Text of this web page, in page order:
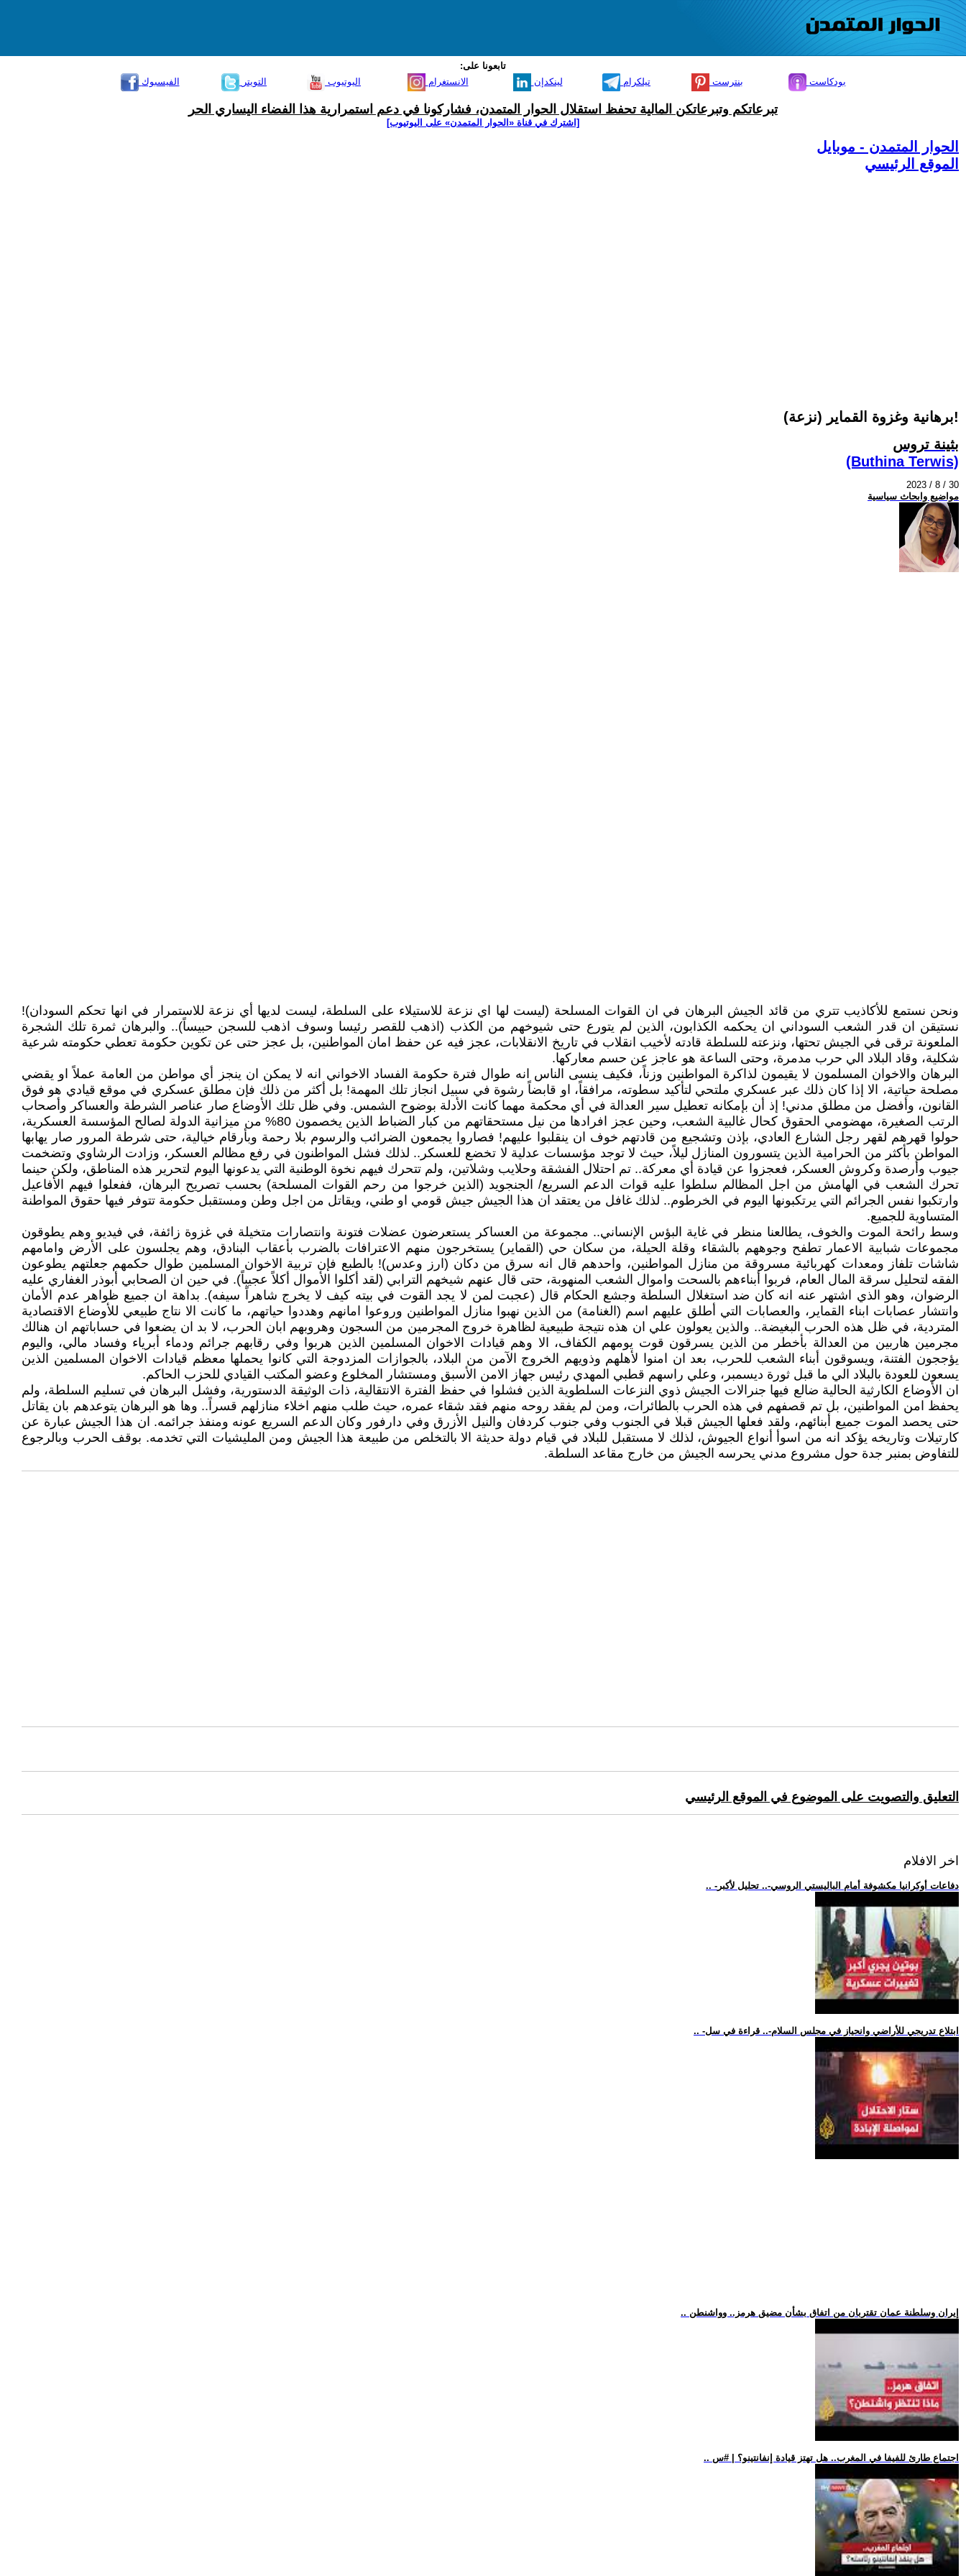
تابعونا على:
الفيسبوك
التويتر اليوتيوب الانستغرام لينكدإن تيلكرام بنترست بودكاست
تبرعاتكم وتبرعاتكن المالية تحفظ استقلال الحوار المتمدن، فشاركونا في دعم استمرارية هذا الفضاء اليساري الحر
[اشترك في قناة ‫«الحوار المتمدن» على اليوتيوب]
الحوار المتمدن - موبايل
الموقع الرئيسي
(نزعة) برهانية وغزوة القماير!
بثينة تروس
(Buthina Terwis)
2023 / 8 / 30
مواضيع وابحاث سياسية
ونحن نستمع للأكاذيب تتري من قائد الجيش البرهان في ان القوات المسلحة (ليست لها اي نزعة للاستيلاء على السلطة، ليست لديها أي نزعة للاستمرار في انها تحكم السودان)!
نستيقن ان قدر الشعب السوداني ان يحكمه الكذابون، الذين لم يتورع حتى شيوخهم من الكذب (اذهب للقصر رئيسا وسوف اذهب للسجن حبيساً).. والبرهان ثمرة تلك الشجرة
الملعونة ترقى في الجيش تحتها، ونزعته للسلطة قادته لأخيب انقلاب في تاريخ الانقلابات، عجز فيه عن حفظ امان المواطنين، بل عجز حتى عن تكوين حكومة تعطي حكومته شرعية
شكلية، وقاد البلاد الي حرب مدمرة، وحتى الساعة هو عاجز عن حسم معاركها.
البرهان والاخوان المسلمون لا يقيمون لذاكرة المواطنين وزناً، فكيف ينسى الناس انه طوال فترة حكومة الفساد الاخواني انه لا يمكن ان ينجز أي مواطن من العامة عملاً او يقضي
مصلحة حياتية، الا إذا كان ذلك عبر عسكري ملتحي لتأكيد سطوته، مرافقاً، او قابضاً رشوة في سبيل انجاز تلك المهمة! بل أكثر من ذلك فإن مطلق عسكري في موقع قيادي هو فوق
القانون، وأفضل من مطلق مدني! إذ أن بإمكانه تعطيل سير العدالة في أي محكمة مهما كانت الأدلة بوضوح الشمس. وفي ظل تلك الأوضاع صار عناصر الشرطة والعساكر وأصحاب
الرتب الصغيرة، مهضومي الحقوق كحال غالبية الشعب، وحين عجز افرادها من نيل مستحقاتهم من كبار الضباط الذين يخصمون 80% من ميزانية الدولة لصالح المؤسسة العسكرية،
حولوا قهرهم لقهر رجل الشارع العادي، بإذن وتشجيع من قادتهم خوف ان ينقلبوا عليهم! فصاروا يجمعون الضرائب والرسوم بلا رحمة وبأرقام خيالية، حتى شرطة المرور صار يهابها
المواطن بأكثر من الحرامية الذين يتسورون المنازل ليلاً، حيث لا توجد مؤسسات عدلية لا تخضع للعسكر.. لذلك فشل المواطنون في رفع مظالم العسكر، وزادت الرشاوي وتضخمت
جيوب وأرصدة وكروش العسكر، فعجزوا عن قيادة أي معركة.. تم احتلال الفشقة وحلايب وشلاتين، ولم تتحرك فيهم نخوة الوطنية التي يدعونها اليوم لتحرير هذه المناطق، ولكن حينما
تحرك الشعب في الهامش من اجل المظالم سلطوا عليه قوات الدعم السريع/ الجنجويد (الذين خرجوا من رحم القوات المسلحة) بحسب تصريح البرهان، ففعلوا فيهم الأفاعيل
وارتكبوا نفس الجرائم التي يرتكبونها اليوم في الخرطوم.. لذلك غافل من يعتقد ان هذا الجيش جيش قومي او طني، ويقاتل من اجل وطن ومستقبل حكومة تتوفر فيها حقوق المواطنة
المتساوية للجميع.
وسط رائحة الموت والخوف، يطالعنا منظر في غاية البؤس الإنساني.. مجموعة من العساكر يستعرضون عضلات فتونة وانتصارات متخيلة في غزوة زائفة، في فيديو وهم يطوقون
مجموعات شبابية الاعمار تطفح وجوههم بالشقاء وقلة الحيلة، من سكان حي (القماير) يستخرجون منهم الاعترافات بالضرب بأعقاب البنادق، وهم يجلسون على الأرض وامامهم
شاشات تلفاز ومعدات كهربائية مسروقة من منازل المواطنين، واحدهم قال انه سرق من دكان (ارز وعدس)! بالطبع فإن تربية الاخوان المسلمين طوال حكمهم جعلتهم يطوعون
الفقه لتحليل سرقة المال العام، فربوا أبناءهم بالسحت واموال الشعب المنهوبة، حتى قال عنهم شيخهم الترابي (لقد أكلوا الأموال أكلاً عجيباً). في حين ان الصحابي أبوذر الغفاري عليه
الرضوان، وهو الذي اشتهر عنه انه كان ضد استغلال السلطة وجشع الحكام قال (عجبت لمن لا يجد القوت في بيته كيف لا يخرج شاهراً سيفه). بداهة ان جميع ظواهر عدم الأمان
وانتشار عصابات ابناء القماير، والعصابات التي أطلق عليهم اسم (الغنامة) من الذين نهبوا منازل المواطنين وروعوا امانهم وهددوا حياتهم، ما كانت الا نتاج طبيعي للأوضاع الاقتصادية
المتردية، في ظل هذه الحرب البغيضة.. والذين يعولون علي ان هذه نتيجة طبيعية لظاهرة خروج المجرمين من السجون وهروبهم ابان الحرب، لا بد ان يضعوا في حساباتهم ان هنالك
مجرمين هاربين من العدالة بأخطر من الذين يسرقون قوت يومهم الكفاف، الا وهم قيادات الاخوان المسلمين الذين هربوا وفي رقابهم جرائم ودماء أبرياء وفساد مالي، واليوم
يؤججون الفتنة، ويسوقون أبناء الشعب للحرب، بعد ان امنوا لأهلهم وذويهم الخروج الآمن من البلاد، بالجوازات المزدوجة التي كانوا يحملها معظم قيادات الاخوان المسلمين الذين
يسعون للعودة بالبلاد الي ما قبل ثورة ديسمبر، وعلي راسهم قطبي المهدي رئيس جهاز الامن الأسبق ومستشار المخلوع وعضو المكتب القيادي للحزب الحاكم.
ان الأوضاع الكارثية الحالية ضالع فيها جنرالات الجيش ذوي النزعات السلطوية الذين فشلوا في حفظ الفترة الانتقالية، ذات الوثيقة الدستورية، وفشل البرهان في تسليم السلطة، ولم
يحفظ امن المواطنين، بل تم قصفهم في هذه الحرب بالطائرات، ومن لم يفقد روحه منهم فقد شقاء عمره، حيث طلب منهم اخلاء منازلهم قسراً.. وها هو البرهان يتوعدهم بان يقاتل
حتى يحصد الموت جميع أبنائهم، ولقد فعلها الجيش قبلا في الجنوب وفي جنوب كردفان والنيل الأزرق وفي دارفور وكان الدعم السريع عونه ومنفذ جرائمه. ان هذا الجيش عبارة عن
كارتيلات وتاريخه يؤكد انه من اسوأ أنواع الجيوش، لذلك لا مستقبل للبلاد في قيام دولة حديثة الا بالتخلص من طبيعة هذا الجيش ومن المليشيات التي تخدمه. بوقف الحرب وبالرجوع
للتفاوض بمنبر جدة حول مشروع مدني يحرسه الجيش من خارج مقاعد السلطة.
التعليق والتصويت على الموضوع في الموقع الرئيسي
اخر الافلام
.. -دفاعات أوكرانيا مكشوفة أمام الباليستي الروسي-.. تحليل لأكبر
.. -ابتلاع تدريجي للأراضي وانحياز في مجلس السلام-.. قراءة في سل
.. إيران وسلطنة عمان تقتربان من اتفاق بشأن مضيق هرمز.. وواشنطن
.. اجتماع طارئ للفيفا في المغرب.. هل تهتز قيادة إنفانتينو؟ | #س